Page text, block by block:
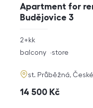
Apartment for
Budějovice 3
rozměry
disposition
2+kk
funkce
balcony store
adresa
st. Průběžná,
cena
14 500 Kč